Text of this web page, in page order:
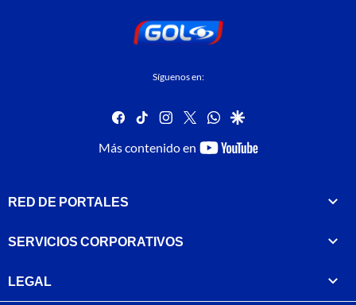
Síguenos en:
facebook
tiktok instagram
twitterwhatsapp
google
Más contenido en
youtube-
RED DE PORTALES
SERVICIOS CORPORATIVOS
LEGAL